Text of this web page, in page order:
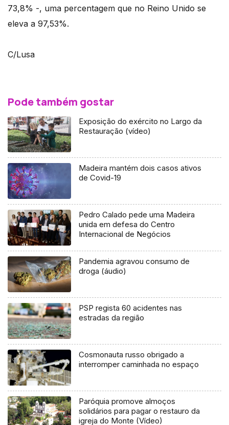
73,8% -, uma percentagem que no Reino Unido se
eleva a 97,53%.
C/Lusa
Pode também gostar
Exposição do exército no Largo da
Restauração (vídeo)
Madeira mantém dois casos ativos
de Covid-19
Pedro Calado pede uma Madeira
unida em defesa do Centro
Internacional de Negócios
Pandemia agravou consumo de
droga (áudio)
PSP regista 60 acidentes nas
estradas da região
Cosmonauta russo obrigado a
interromper caminhada no espaço
Paróquia promove almoços
solidários para pagar o restauro da
igreja do Monte (Vídeo)